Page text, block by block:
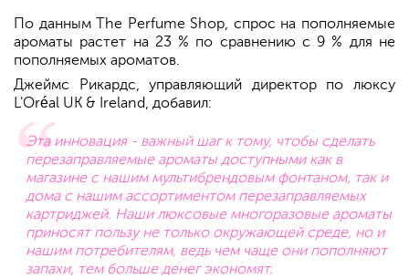
По данным The Perfume Shop, спрос на пополняемые
ароматы растет на 23 % по сравнению с 9 % для не
пополняемых ароматов.
Джеймс Рикардс, управляющий директор по люксу
L'Oréal UK & Ireland, добавил:
Эта инновация - важный шаг к тому, чтобы сделать
перезаправляемые ароматы доступными как в
магазине с нашим мультибрендовым фонтаном, так и
дома с нашим ассортиментом перезаправляемых
картриджей. Наши люксовые многоразовые ароматы
приносят пользу не только окружающей среде, но и
нашим потребителям, ведь чем чаще они пополняют
запахи, тем больше денег экономят.